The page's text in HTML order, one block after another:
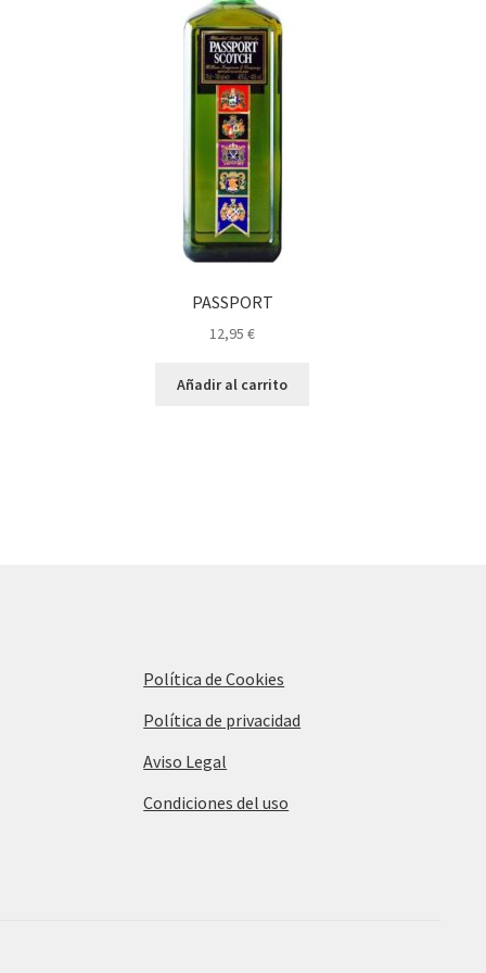
PASSPORT
12,95€
Añadir al carrito
Política de Cookies
Política de privacidad
Aviso Legal
Condiciones del uso